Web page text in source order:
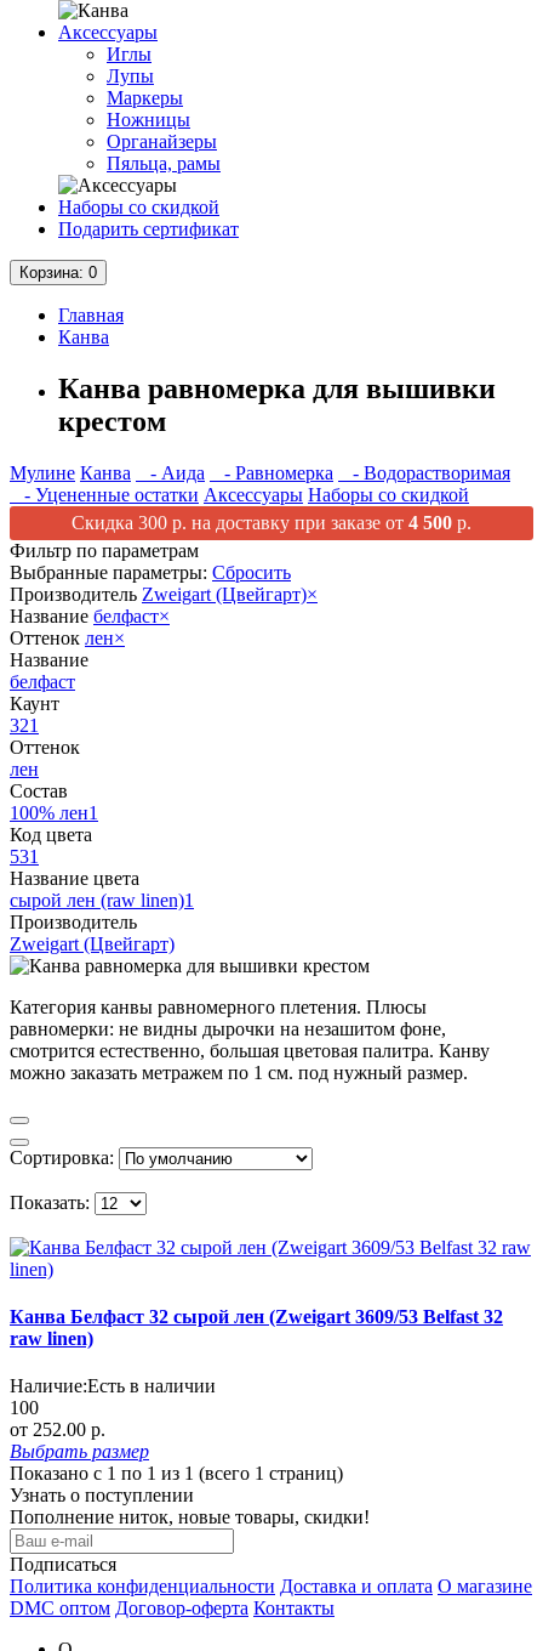
Аксессуары
Иглы
Лупы
Маркеры
Ножницы
Органайзеры
Пяльца, рамы
Наборы со скидкой
Подарить сертификат
Корзина: 0
Главная
Канва
Канва равномерка для вышивки
крестом
Мулине Канва - Аида - Равномерка
- Водорастворимая
- Уцененные остатки Аксессуары Наборы со скидкой
Скидка 300 р. на доставку при заказе от 4 500 р.
Фильтр по параметрам
Выбранные параметры: Сбросить
Производитель Zweigart (Цвейгарт)×
Название белфаст×
Оттенок лен×
Название
белфаст
Каунт
321
Оттенок
лен
Состав
100% лен1
Код цвета
531
Название цвета
сырой лен (raw linen)1
Производитель
Zweigart (Цвейгарт)
Категория канвы равномерного плетения. Плюсы
равномерки: не видны дырочки на незашитом фоне,
смотрится естественно, большая цветовая палитра. Канву
можно заказать метражем по 1 см. под нужный размер.
Сортировка:
Показать:
Канва Белфаст 32 сырой лен (Zweigart 3609/53 Belfast 32
raw linen)
Наличие:Есть в наличии
100
от 252.00 р.
Выбрать размер
Показано с 1 по 1 из 1 (всего 1 страниц)
Узнать о поступлении
Пополнение ниток, новые товары, скидки!
Подписаться
Политика конфиденциальности Доставка и оплата О магазине
DMC оптом Договор-оферта Контакты